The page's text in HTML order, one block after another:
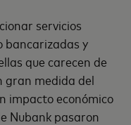
servicios
bancarizadas y
que carecen de
gran medida del
impacto económico
Nubank pasaron